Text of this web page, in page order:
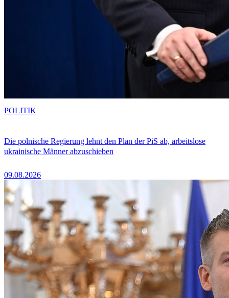
Die polnische Regierung lehnt den Plan der PiS ab, arbeitslose
ukrainische Männer abzuschieben
09.08.2026
POLITIK